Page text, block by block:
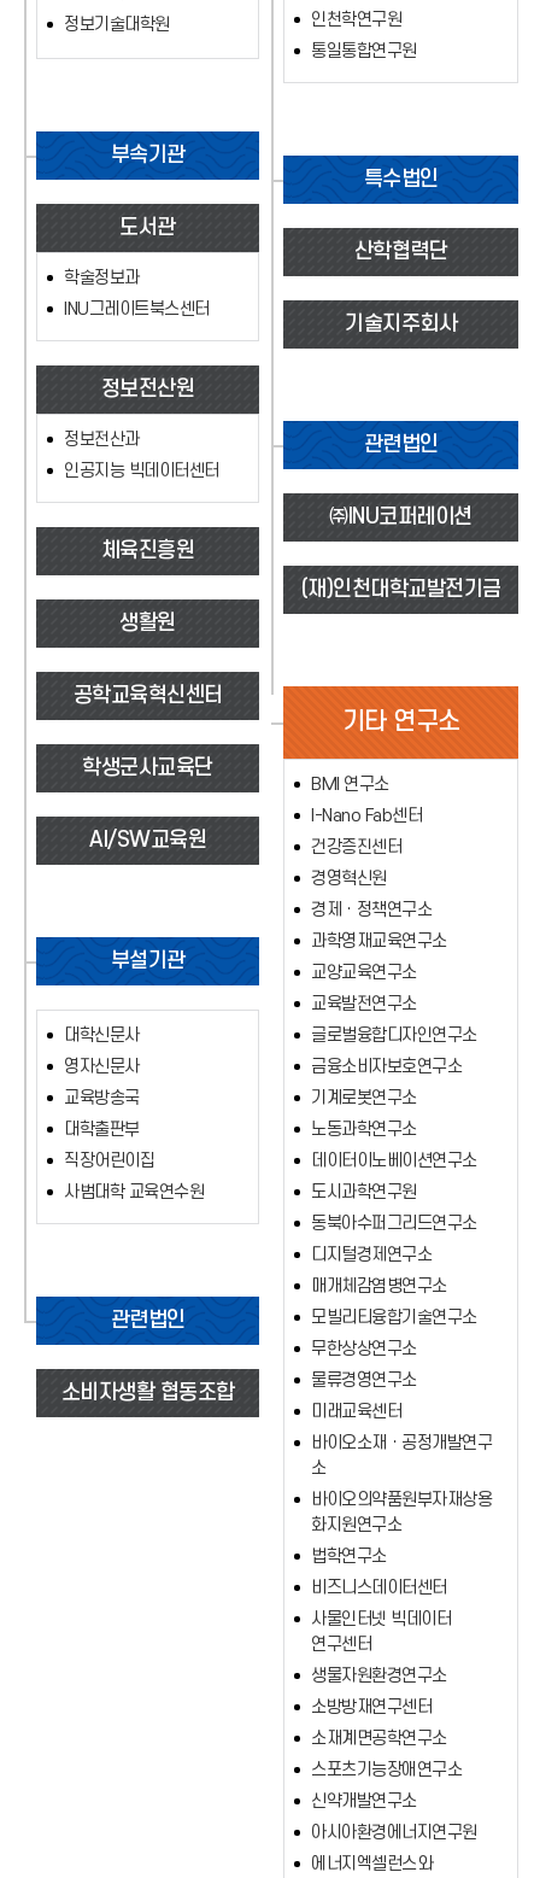
정보기술대학원
부속기관
도서관
학술정보과
INU그레이트북스센터
정보전산원
정보전산과
인공지능 빅데이터센터
체육진흥원
생활원
공학교육혁신센터
학생군사교육단
AI/SW교육원
부설기관
대학신문사
영자신문사
교육방송국
대학출판부
직장어린이집
사범대학 교육연수원
관련법인
소비자생활 협동조합
인천학연구원
통일통합연구원
특수법인
산학협력단
기술지주회사
관련법인
㈜INU코퍼레이션
(재)인천대학교발전기금
기타 연구소
BMI 연구소
I-Nano Fab센터
건강증진센터
경영혁신원
경제ㆍ정책연구소
과학영재교육연구소
교양교육연구소
교육발전연구소
글로벌융합디자인연구소
금융소비자보호연구소
기계로봇연구소
노동과학연구소
데이터이노베이션연구소
도시과학연구원
동북아수퍼그리드연구소
디지털경제연구소
매개체감염병연구소
모빌리티융합기술연구소
무한상상연구소
물류경영연구소
미래교육센터
바이오소재ㆍ공정개발연구
소
바이오의약품원부자재상용
화지원연구소
법학연구소
비즈니스데이터센터
사물인터넷 빅데이터
연구센터
생물자원환경연구소
소방방재연구센터
소재계면공학연구소
스포츠기능장애연구소
신약개발연구소
아시아환경에너지연구원
에너지엑셀런스와